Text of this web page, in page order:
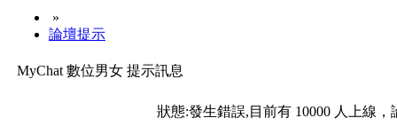
»
論壇提示
MyChat 數位男女 提示訊息
狀態:發生錯誤,目前有 10000 人上線